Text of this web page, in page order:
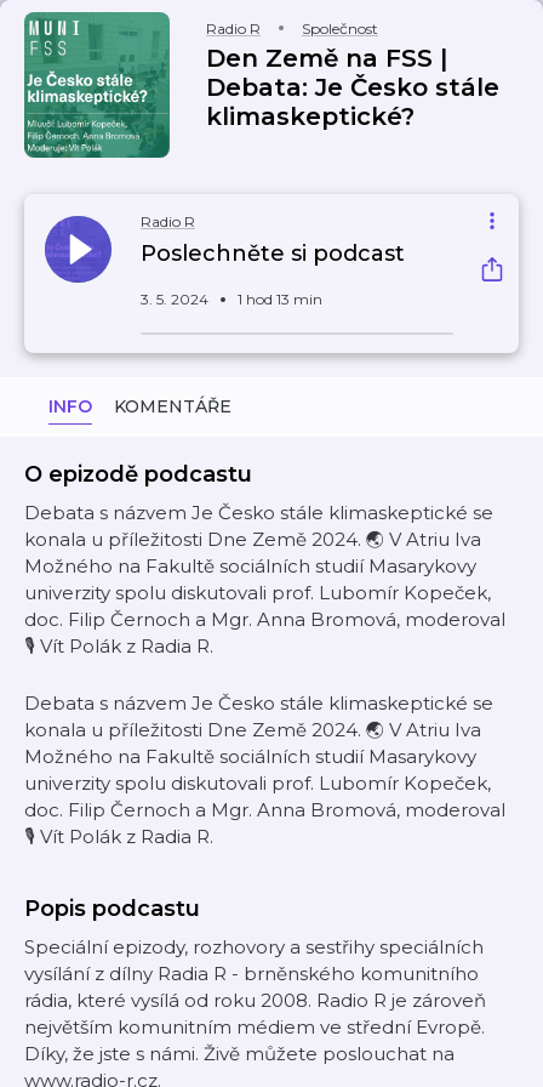
Radio R Společnost
Den Země na FSS |
Debata: Je Česko stále
klimaskeptické?
Radio R
Poslechněte si podcast
3. 5. 2024 1 hod 13 min
INFO KOMENTÁŘE
O epizodě podcastu
Debata s názvem Je Česko stále klimaskeptické se
konala u příležitosti Dne Země 2024. 🌏 V Atriu Iva
Možného na Fakultě sociálních studií Masarykovy
univerzity spolu diskutovali prof. Lubomír Kopeček,
doc. Filip Černoch a Mgr. Anna Bromová, moderoval
🎙️ Vít Polák z Radia R.
Debata s názvem Je Česko stále klimaskeptické se
konala u příležitosti Dne Země 2024. 🌏 V Atriu Iva
Možného na Fakultě sociálních studií Masarykovy
univerzity spolu diskutovali prof. Lubomír Kopeček,
doc. Filip Černoch a Mgr. Anna Bromová, moderoval
🎙️ Vít Polák z Radia R.
Popis podcastu
Speciální epizody, rozhovory a sestřihy speciálních
vysílání z dílny Radia R - brněnského komunitního
rádia, které vysílá od roku 2008. Radio R je zároveň
největším komunitním médiem ve střední Evropě.
Díky, že jste s námi. Živě můžete poslouchat na
www.radio-r.cz.